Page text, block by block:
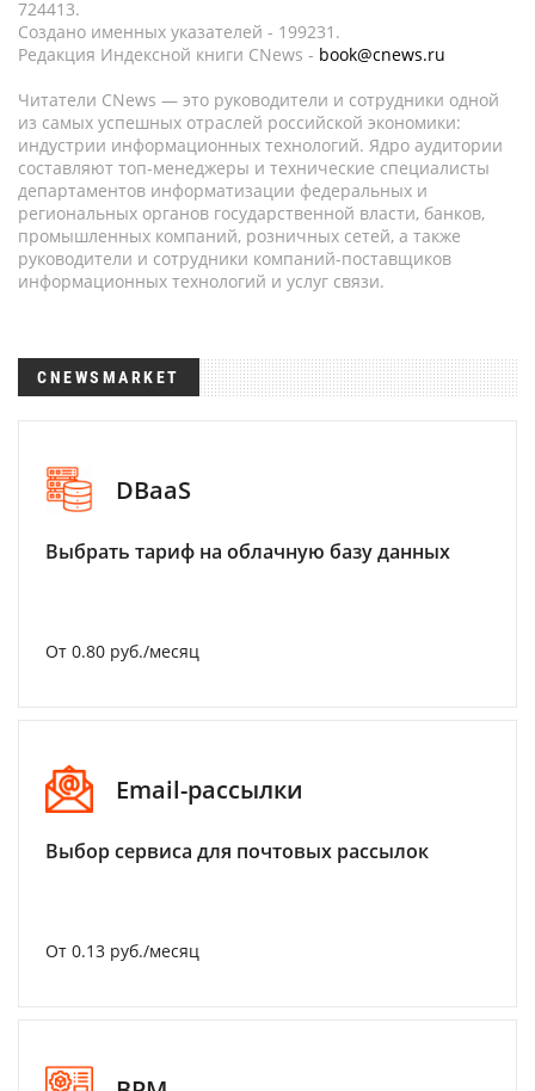
724413.
Создано именных указателей - 199231.
Редакция Индексной книги CNews - book@cnews.ru
Читатели CNews — это руководители и сотрудники одной
из самых успешных отраслей российской экономики:
индустрии информационных технологий. Ядро аудитории
составляют топ-менеджеры и технические специалисты
департаментов информатизации федеральных и
региональных органов государственной власти, банков,
промышленных компаний, розничных сетей, а также
руководители и сотрудники компаний-поставщиков
информационных технологий и услуг связи.
CNEWSMARKET
DBaaS
Выбрать тариф на облачную базу данных
От 0.80 руб./месяц
Email-рассылки
Выбор сервиса для почтовых рассылок
От 0.13 руб./месяц